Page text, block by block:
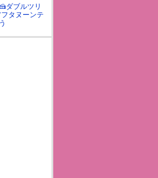
ダブルツリ
タヌーンテ